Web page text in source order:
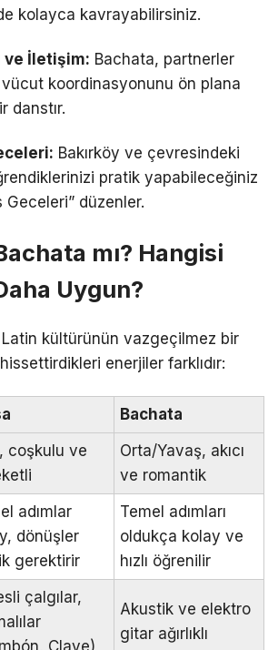
kolayca kavrayabilirsiniz.
ve İletişim: Bachata, partnerler
vücut koordinasyonunu ön plana
danstır.
Bakırköy ve çevresindeki
pratik yapabileceğiniz
Geceleri” düzenler.
mı? Hangisi
Uygun?
kültürünün vazgeçilmez bir
enerjiler farklıdır:
Bachata
coşkulu ve
Orta/Yavaş, akıcı
ve romantik
adımlar
dönüşler
gerektirir
Temel adımları
oldukça kolay ve
hızlı öğrenilir
çalgılar,
Akustik ve elektro
gitar ağırlıklı